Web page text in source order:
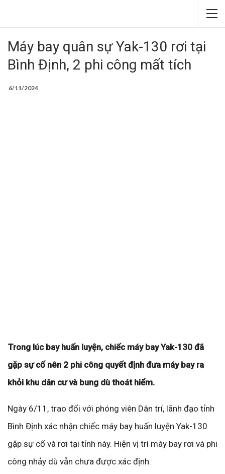
Máy bay quân sự Yak-130 rơi tại
Bình Định, 2 phi công mất tích
6/11/2024
Trong lúc bay huấn luyện, chiếc máy bay Yak-130 đã
gặp sự cố nên 2 phi công quyết định đưa máy bay ra
khỏi khu dân cư và bung dù thoát hiểm.
Ngày 6/11, trao đổi với phóng viên Dân trí, lãnh đạo tỉnh
Bình Định xác nhận chiếc máy bay huấn luyện Yak-130
gặp sự cố và rơi tại tỉnh này. Hiện vị trí máy bay rơi và phi
công nhảy dù vẫn chưa được xác định.